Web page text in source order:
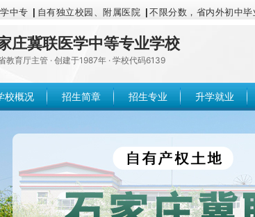
中专 自有独立校园、附属医院 不限分数，省内外初中毕
庄冀联医学中等专业学校
教育厅主管 · 创建于1987年 · 学校代码6139
校概况 招生简章 招生专业 升学就业